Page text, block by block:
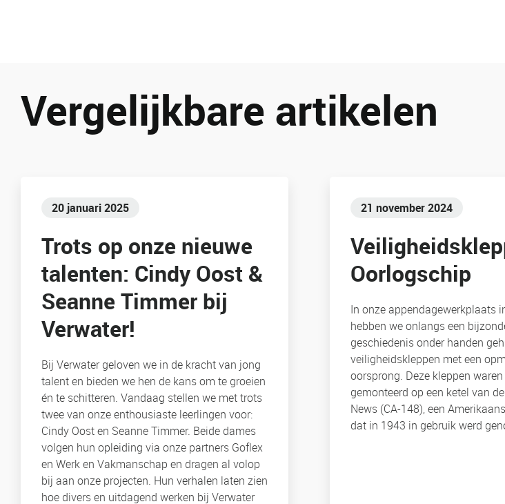
Vergelijkbare artikelen
20 januari 2025
Trots op onze nieuwe
talenten: Cindy Oost &
Seanne Timmer bij
Verwater!
Bij Verwater geloven we in de kracht van jong
talent en bieden we hen de kans om te groeien
én te schitteren. Vandaag stellen we met trots
twee van onze enthousiaste leerlingen voor:
Cindy Oost en Seanne Timmer. Beide dames
volgen hun opleiding via onze partners Goflex
en Werk en Vakmanschap en dragen al volop
bij aan onze projecten. Hun verhalen laten zien
hoe divers en uitdagend werken bij Verwater
21 november 2024
Oorlogschip
In onze appendagewerkplaats
hebben we onlangs een
geschiedenis onder handen
veiligheidskleppen met een
oorsprong. Deze kleppen
gemonteerd op een ketel van
News (CA-148), een
dat in 1943 in gebruik werd